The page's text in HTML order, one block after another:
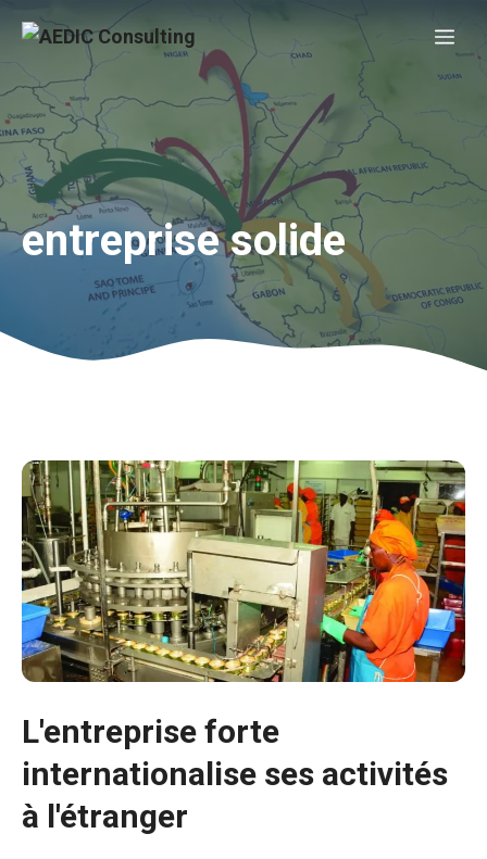
entreprise solide
L'entreprise forte
internationalise ses activités
à l'étranger